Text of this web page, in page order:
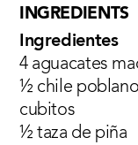
INGREDIENTS
Ingredientes
4 aguacates
½ chile
cubitos
½ taza de piña